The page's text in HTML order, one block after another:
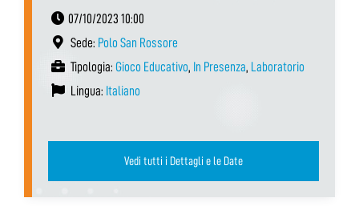
07/10/2023 10:00
Sede: Polo San Rossore
Tipologia: Gioco Educativo, In Presenza, Laboratorio
Lingua: Italiano
Vedi tutti i Dettagli e le Date